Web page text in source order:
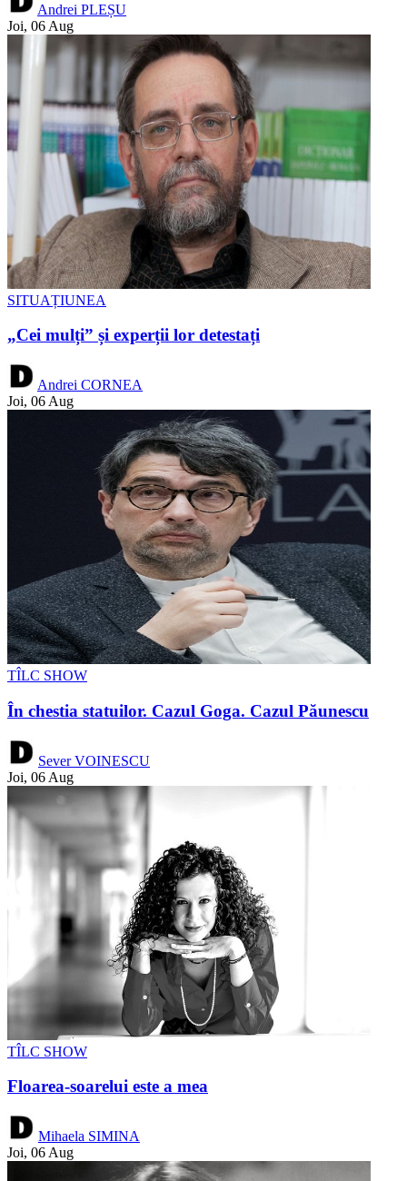
Andrei PLEȘU
Joi, 06 Aug
SITUAȚIUNEA
„Cei mulți” și experții lor detestați
Andrei CORNEA
Joi, 06 Aug
TÎLC SHOW
În chestia statuilor. Cazul Goga. Cazul Păunescu
Sever VOINESCU
Joi, 06 Aug
TÎLC SHOW
Floarea-soarelui este a mea
Mihaela SIMINA
Joi, 06 Aug